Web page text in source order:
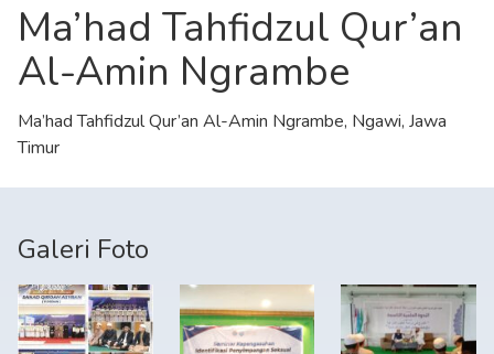
Ma’had Tahfidzul Qur’an
Al-Amin Ngrambe
Ma’had Tahfidzul Qur’an Al-Amin Ngrambe, Ngawi, Jawa
Timur
Galeri Foto